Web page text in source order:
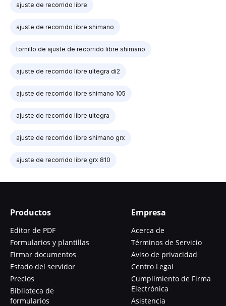
ajuste de recorrido libre
ajuste de recorrido libre shimano
tornillo de ajuste de recorrido libre shimano
ajuste de recorrido libre ultegra di2
ajuste de recorrido libre shimano 105
ajuste de recorrido libre ultegra
ajuste de recorrido libre shimano grx
ajuste de recorrido libre grx 810
Productos
Editor de PDF
Formularios y plantillas
Firmar documentos
Estado del servidor
Precios
Biblioteca de
formularios
Empresa
Acerca de
Términos de Servicio
Aviso de privacidad
Centro Legal
Cumplimiento de Firma
Electrónica
Asistencia